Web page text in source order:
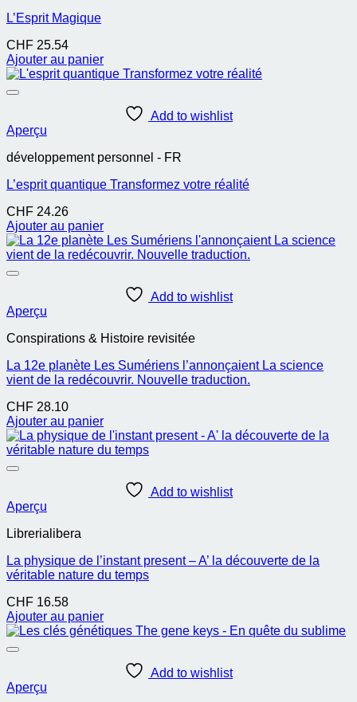
L’Esprit Magique
CHF 25.54
Ajouter au panier
Add to wishlist
Aperçu
développement personnel - FR
L’esprit quantique Transformez votre réalité
CHF 24.26
Ajouter au panier
Add to wishlist
Aperçu
Conspirations & Histoire revisitée
La 12e planète Les Sumériens l’annonçaient La science
vient de la redécouvrir. Nouvelle traduction.
CHF 28.10
Ajouter au panier
Add to wishlist
Aperçu
Librerialibera
La physique de l’instant present – A’ la découverte de la
véritable nature du temps
CHF 16.58
Ajouter au panier
Add to wishlist
Aperçu